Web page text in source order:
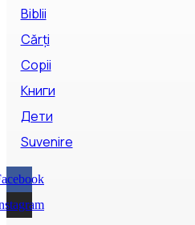
Biblii
Cărți
Copii
Книги
Дети
Suvenire